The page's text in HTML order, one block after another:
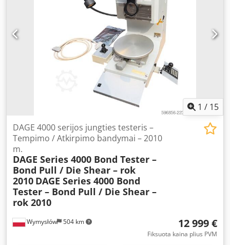
1 / 15
Wymysłów 504 km
DAGE 4000 serijos jungties testeris –
Tempimo / Atkirpimo bandymai – 2010
m.
DAGE Series 4000 Bond Tester –
Bond Pull / Die Shear – rok
2010 DAGE Series 4000 Bond
Tester – Bond Pull / Die Shear –
rok 2010
12 999 €
Fiksuota kaina plius PVM